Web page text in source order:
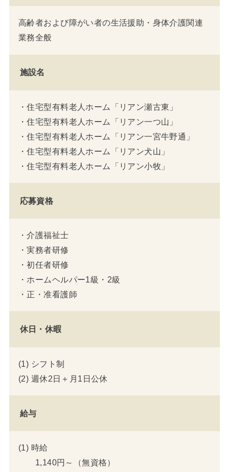
高齢者および障がい者の生活援助・身体介護関連
業務全般
施設名
・住宅型有料老人ホーム「リアン瀬古東」
・住宅型有料老人ホーム「リアン一つ山」
・住宅型有料老人ホーム「リアン一宮牛野通」
・住宅型有料老人ホーム「リアン犬山」
・住宅型有料老人ホーム「リアン小牧」
応募資格
・介護福祉士
・実務者研修
・初任者研修
・ホームヘルパー1級・2級
・正・准看護師
休日・休暇
(1) シフト制
(2) 週休2日＋月1日公休
給与
(1) 時給
1,140円～（無資格）